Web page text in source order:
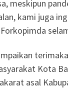
meskipun
kami juga
Kota
asal